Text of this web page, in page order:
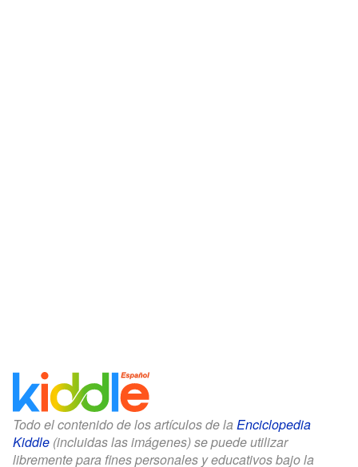
Todo el contenido de los artículos de la Enciclopedia
Kiddle (incluidas las imágenes) se puede utilizar
libremente para fines personales y educativos bajo la